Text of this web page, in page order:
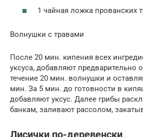
1 чайная ложка прованских
Волнушки с травами
После 20 мин. кипения всех
уксуса, добавляют предварительно
течение 20 мин. волнушки и
мин. За 5 мин. до готовности в
добавляют уксус. Далее грибы
банкам, заливают рассолом,